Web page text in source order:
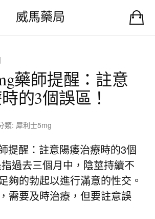
威馬藥局
藥師提醒：註意
的3個誤區！
類: 犀利士5mg
提醒：註意陽痿治療時的3個
過去三個月中，陰莖持續不
夠的勃起以進行滿意的性交。
需要及時治療，但要註意誤